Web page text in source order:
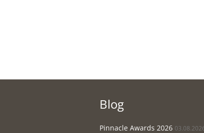
Blog
Pinnacle Awards 2026